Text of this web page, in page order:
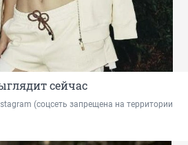
сейчас
(соцсеть запрещена на территории